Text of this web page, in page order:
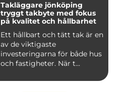
Takläggare jönköping
tryggt takbyte med fokus
på kvalitet och hållbarhet
Ett hållbart och tätt tak är en
av de viktigaste
investeringarna för både hus
och fastigheter. När t...